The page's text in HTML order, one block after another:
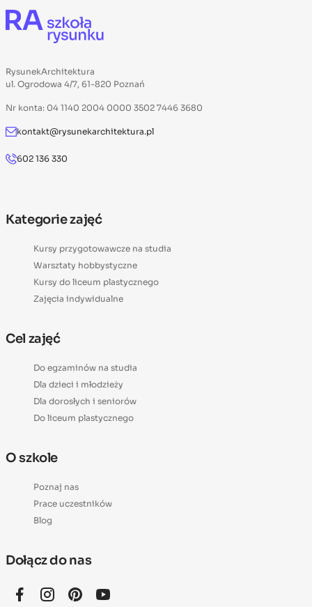
RysunekArchitektura
ul. Ogrodowa 4/7, 61-820 Poznań
Nr konta: 04 1140 2004 0000 3502 7446 3680
kontakt@rysunekarchitektura.pl
602 136 330
Kategorie zajęć
Kursy przygotowawcze na studia
Warsztaty hobbystyczne
Kursy do liceum plastycznego
Zajęcia indywidualne
Cel zajęć
Do egzaminów na studia
Dla dzieci i młodzieży
Dla dorosłych i seniorów
Do liceum plastycznego
O szkole
Poznaj nas
Prace uczestników
Blog
Dołącz do nas